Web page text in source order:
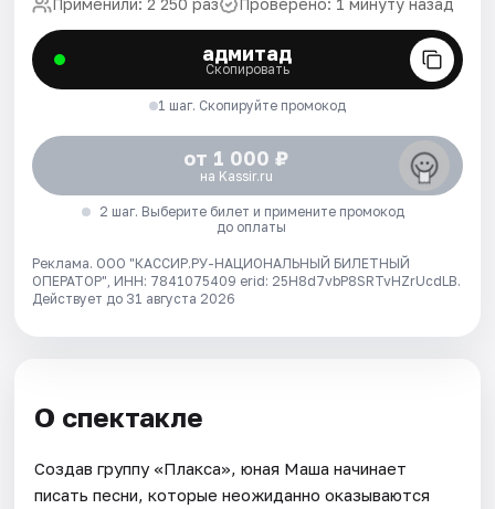
адмитад
Скопировать
1 шаг. Скопируйте промокод
от 1 000 ₽
на Kassir.ru
2 шаг. Выберите билет и примените промокод
до оплаты
Реклама. ООО "КАССИР.РУ-НАЦИОНАЛЬНЫЙ БИЛЕТНЫЙ
ОПЕРАТОР", ИНН: 7841075409 erid: 25H8d7vbP8SRTvHZrUcdLB.
Действует до 31 августа 2026
О спектакле
Создав группу «Плакса», юная Маша начинает
писать песни, которые неожиданно оказываются